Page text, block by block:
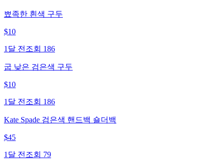
뾰족한 흰색 구두
$10
1달 전 조회 186
굽 낮은 검은색 구두
$10
1달 전 조회 186
Kate Spade 검은색 핸드백 숄더백
$45
1달 전 조회 79